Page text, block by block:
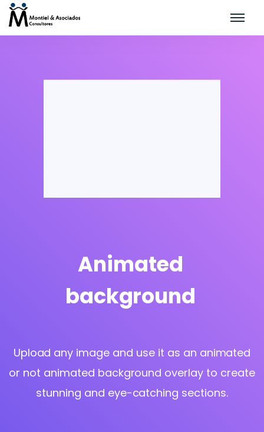
Animated
background
Upload any image and use it as an animated
or not animated background overlay to create
stunning and eye-catching sections.